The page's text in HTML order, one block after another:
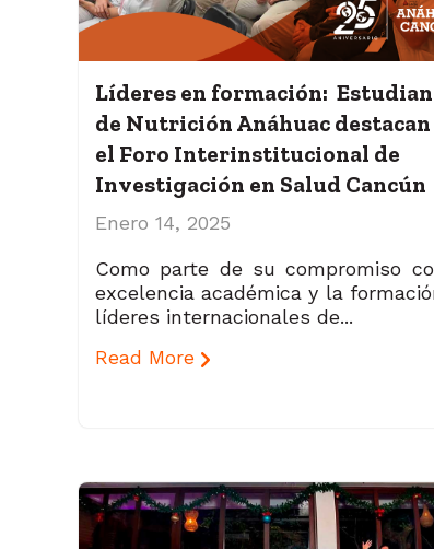
Líderes en formación:
de Nutrición Anáhuac destacan
el Foro Interinstitucional de
Investigación en Salud Cancún
Enero 14, 2025
Como parte de su compromiso
excelencia académica y la
líderes internacionales de...
Read More